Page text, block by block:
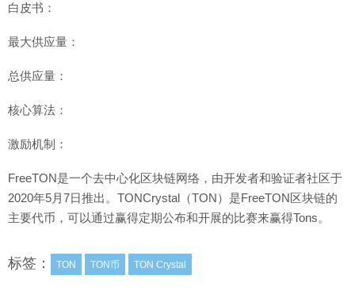
白皮书：
最大供应量：
总供应量：
核心算法：
激励机制：
FreeTON是一个去中心化区块链网络，由开发者和验证者社区于
2020年5月7日推出。TONCrystal（TON）是FreeTON区块链的
主要代币，可以通过赢得定期公布和开展的比赛来赢得Tons。
标签： TON TON币 TON Crystal